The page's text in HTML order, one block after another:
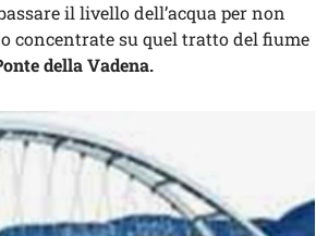
il livello dell’acqua per non
concentrate su quel tratto del fiume
della Vadena.